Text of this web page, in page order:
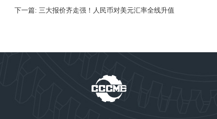
下一篇: 三大报价齐走强！人民币对美元汇率全线升值